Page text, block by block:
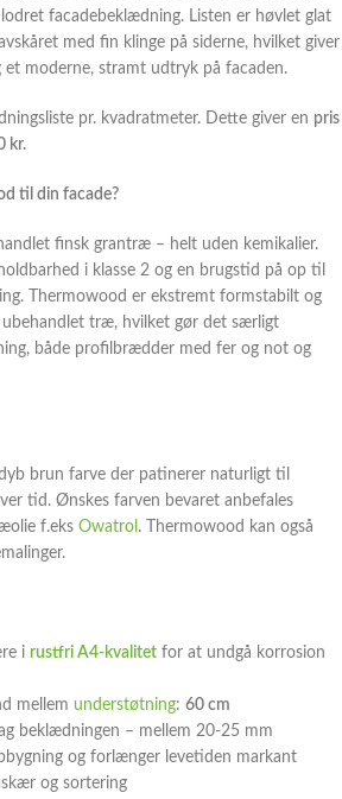
facadebeklædning. Listen er høvlet glat
med fin klinge på siderne, hvilket giver
moderne, stramt udtryk på facaden.
pr. kvadratmeter. Dette giver en pris
kr.
til din facade?
finsk grantræ – helt uden kemikalier.
i klasse 2 og en brugstid på op til
Thermowood er ekstremt formstabilt og
træ, hvilket gør det særligt
både profilbrædder med fer og not og
brun farve der patinerer naturligt til
tid. Ønskes farven bevaret anbefales
f.eks Owatrol . Thermowood kan også
i rustfri A4-kvalitet for at undgå korrosion
mellem understøtning: 60 cm
beklædningen – mellem 20-25 mm
og forlænger levetiden markant
og sortering